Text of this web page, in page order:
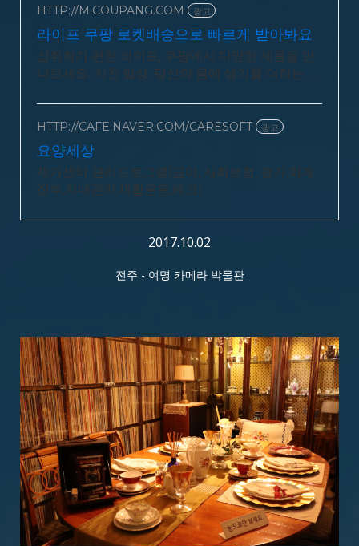
HTTP://M.COUPANG.COM 광고
라이프 쿠팡 로켓배송으로 빠르게 받아봐요
섭취하기 편한 라이프, 쿠팡에서 다양한 제품을 만
나보세요. 지친 일상, 당신의 몸에 생기를 더하는 건
HTTP://CAFE.NAVER.COM/CARESOFT 광고
요양세상
재가센터 관리프로그램(급여, 사회보험, 평가,회계
장부,치매관리,재활운동,레크)
2017.10.02
전주 - 여명 카메라 박물관